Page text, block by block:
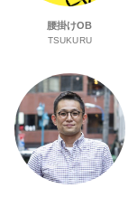
腰掛けOB
TSUKURU